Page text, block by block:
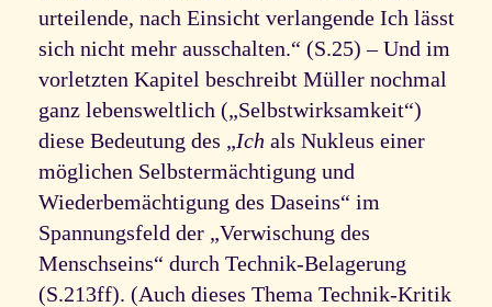
urteilende, nach Einsicht verlangende Ich lässt
sich nicht mehr ausschalten.“ (S.25) – Und im
vorletzten Kapitel beschreibt Müller nochmal
ganz lebensweltlich („Selbstwirksamkeit“)
diese Bedeutung des „Ich als Nukleus einer
möglichen Selbstermächtigung und
Wiederbemächtigung des Daseins“ im
Spannungsfeld der „Verwischung des
Menschseins“ durch Technik-Belagerung
(S.213ff). (Auch dieses Thema Technik-Kritik